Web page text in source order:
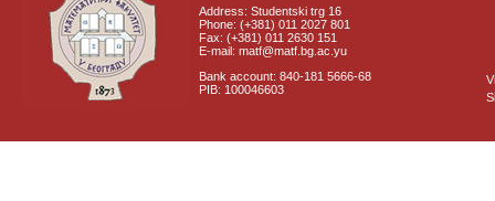
Address: Studentski trg 16
Phone: (+381) 011 2027 801
Fax: (+381) 011 2630 151
E-mail: matf@matf.bg.ac.yu
Bank account: 840-181 5666-68
PIB: 100046603